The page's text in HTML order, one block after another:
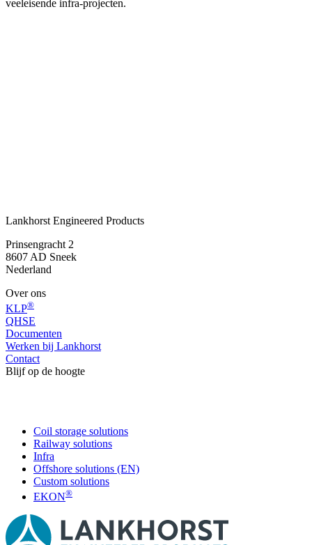
veeleisende infra-projecten.
Lankhorst Engineered Products
Prinsengracht 2
8607 AD Sneek
Nederland
Over ons
KLP®
QHSE
Documenten
Werken bij Lankhorst
Contact
Blijf op de hoogte
Coil storage solutions
Railway solutions
Infra
Offshore solutions (EN)
Custom solutions
EKON®